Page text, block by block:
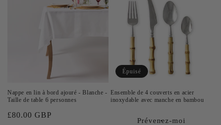
Nappe en lin à bord ajouré - Blanche -
Taille de table 6 personnes
Prix
£80.00 GBP
Épuisé
Ensemble de 4 couverts en acier
inoxydable avec manche en bambou
Prévenez-moi